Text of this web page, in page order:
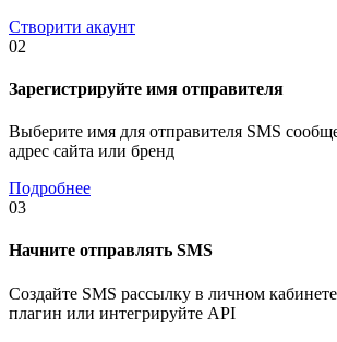
Створити акаунт
02
Зарегистрируйте имя отправителя
Выберите имя для отправителя SMS
адрес сайта или бренд
Подробнее
03
Начните отправлять SMS
Создайте SMS рассылку в личном
плагин или интегрируйте API